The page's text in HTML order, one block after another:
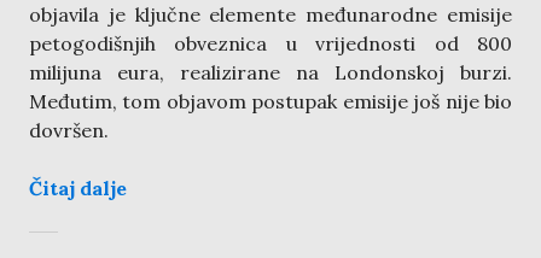
objavila je ključne elemente međunarodne emisije
petogodišnjih obveznica u vrijednosti od 800
milijuna eura, realizirane na Londonskoj burzi.
Međutim, tom objavom postupak emisije još nije bio
dovršen.
Čitaj dalje